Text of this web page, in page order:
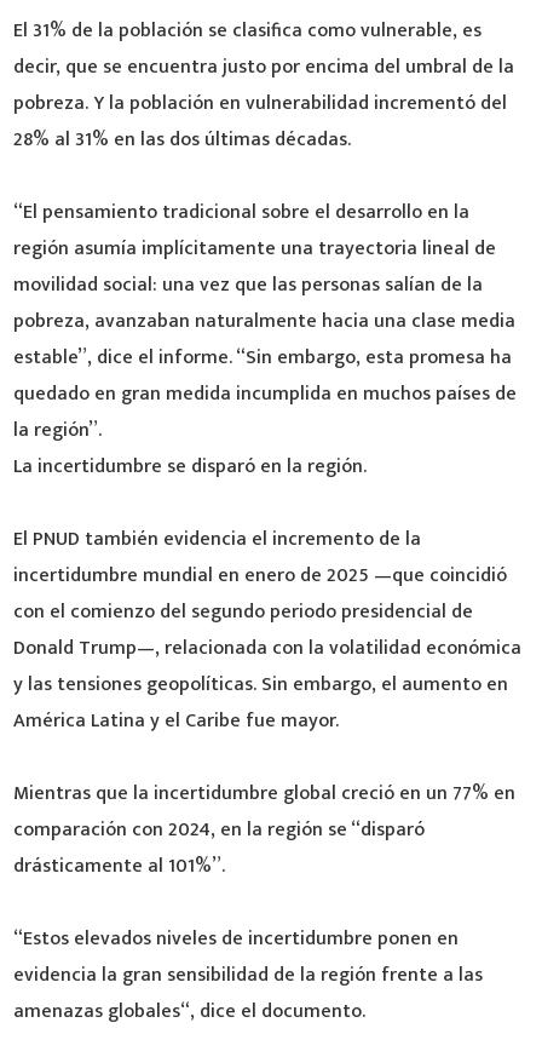
El 31% de la población se clasifica como vulnerable, es
decir, que se encuentra justo por encima del umbral de la
pobreza. Y la población en vulnerabilidad incrementó del
28% al 31% en las dos últimas décadas.
“El pensamiento tradicional sobre el desarrollo en la
región asumía implícitamente una trayectoria lineal de
movilidad social: una vez que las personas salían de la
pobreza, avanzaban naturalmente hacia una clase media
estable”, dice el informe. “Sin embargo, esta promesa ha
quedado en gran medida incumplida en muchos países de
la región”.
La incertidumbre se disparó en la región.
El PNUD también evidencia el incremento de la
incertidumbre mundial en enero de 2025 —que coincidió
con el comienzo del segundo periodo presidencial de
Donald Trump—, relacionada con la volatilidad económica
y las tensiones geopolíticas. Sin embargo, el aumento en
América Latina y el Caribe fue mayor.
Mientras que la incertidumbre global creció en un 77% en
comparación con 2024, en la región se “disparó
drásticamente al 101%”.
“Estos elevados niveles de incertidumbre ponen en
evidencia la gran sensibilidad de la región frente a las
amenazas globales“, dice el documento.